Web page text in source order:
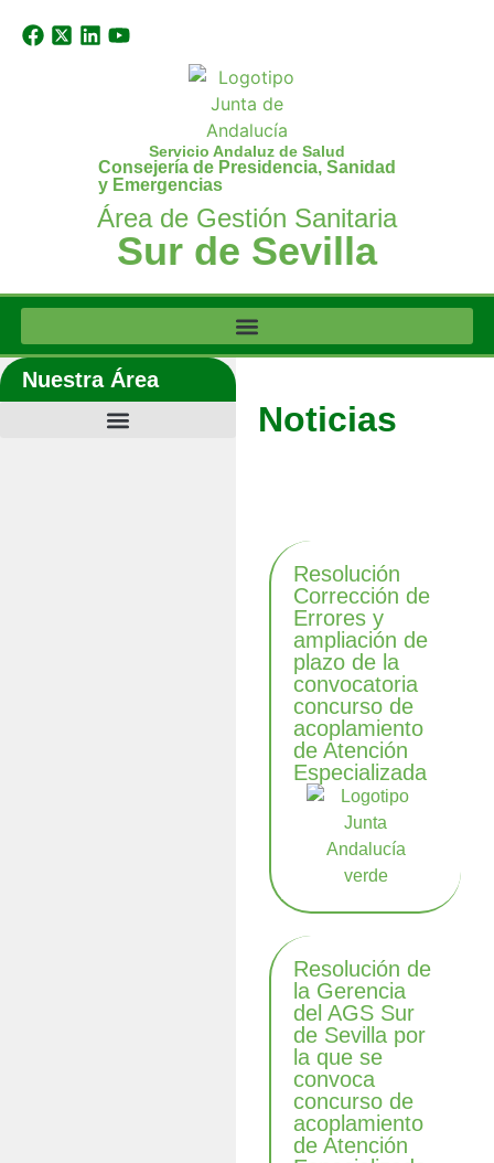
Servicio Andaluz de Salud
Consejería de Presidencia, Sanidad
y Emergencias
Área de Gestión Sanitaria
Sur de Sevilla
Nuestra Área
Noticias
Resolución
Corrección de
Errores y
ampliación de
plazo de la
convocatoria
concurso de
acoplamiento
de Atención
Especializada
Resolución de
la Gerencia
del AGS Sur
de Sevilla por
la que se
convoca
concurso de
acoplamiento
de Atención